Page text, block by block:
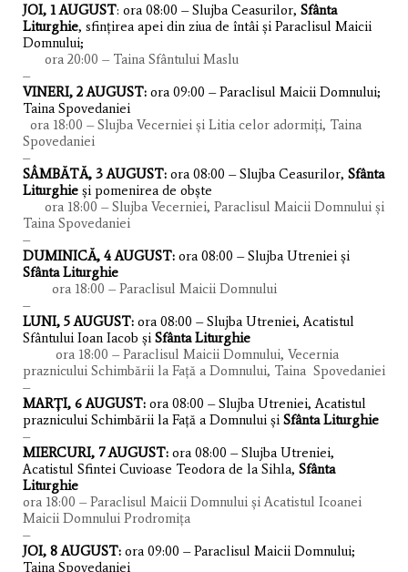
JOI, 1 AUGUST: ora 08:00 – Slujba Ceasurilor, Sfânta
Liturghie, sfințirea apei din ziua de întâi și Paraclisul Maicii
Domnului;
ora 20:00 – Taina Sfântului Maslu
–
VINERI, 2 AUGUST: ora 09:00 – Paraclisul Maicii Domnului;
Taina Spovedaniei
ora 18:00 – Slujba Vecerniei și Litia celor adormiți, Taina
Spovedaniei
–
SÂMBĂTĂ, 3 AUGUST: ora 08:00 – Slujba Ceasurilor, Sfânta
Liturghie și pomenirea de obște
ora 18:00 – Slujba Vecerniei, Paraclisul Maicii Domnului și
Taina Spovedaniei
–
DUMINICĂ, 4 AUGUST: ora 08:00 – Slujba Utreniei și
Sfânta Liturghie
ora 18:00 – Paraclisul Maicii Domnului
–
LUNI, 5 AUGUST: ora 08:00 – Slujba Utreniei, Acatistul
Sfântului Ioan Iacob șiSfânta Liturghie
ora 18:00 – Paraclisul Maicii Domnului, Vecernia
praznicului Schimbării la Față a Domnului, Taina Spovedaniei
–
MARȚI, 6 AUGUST: ora 08:00 – Slujba Utreniei, Acatistul
praznicului Schimbării la Față a Domnului șiSfânta Liturghie
–
MIERCURI, 7 AUGUST: ora 08:00 – Slujba Utreniei,
Acatistul Sfintei Cuvioase Teodora de la Sihla, Sfânta
Liturghie
ora 18:00 – Paraclisul Maicii Domnului și Acatistul Icoanei
Maicii Domnului Prodromița
–
JOI, 8 AUGUST: ora 09:00 – Paraclisul Maicii Domnului;
Taina Spovedaniei